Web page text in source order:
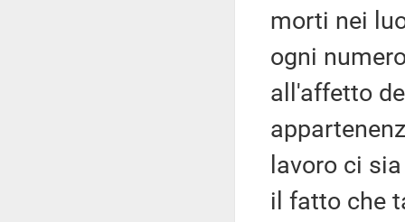
morti nei
ogni
all'affetto
lavoro ci
il fatto che